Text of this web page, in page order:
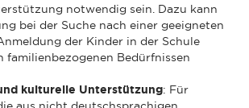
notwendig sein. Dazu kann
bei der Suche nach einer geeigneten
der Kinder in der Schule
familienbezogenen Bedürfnissen
kulturelle Unterstützung: Für